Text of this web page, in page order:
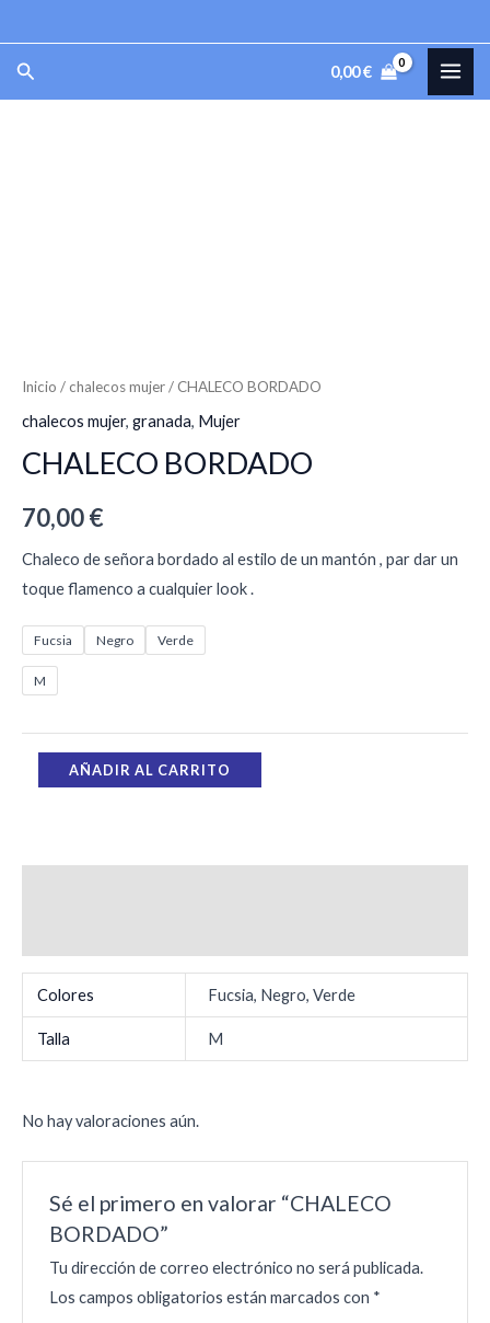
al
contenido
Buscar 0,00€
Inicio / chalecos mujer/ CHALECO BORDADO
chalecos mujer, granada, Mujer
CHALECO BORDADO
70,00€
Chaleco de señora bordado al estilo de un mantón , par dar un
toque flamenco a cualquier look .
Fucsia Negro Verde
M
AÑADIR AL CARRITO
Colores Fucsia, Negro, Verde
Talla M
No hay valoraciones aún.
Sé el primero en valorar “CHALECO
BORDADO”
Tu dirección de correo electrónico no será publicada.
Los campos obligatorios están marcados con *